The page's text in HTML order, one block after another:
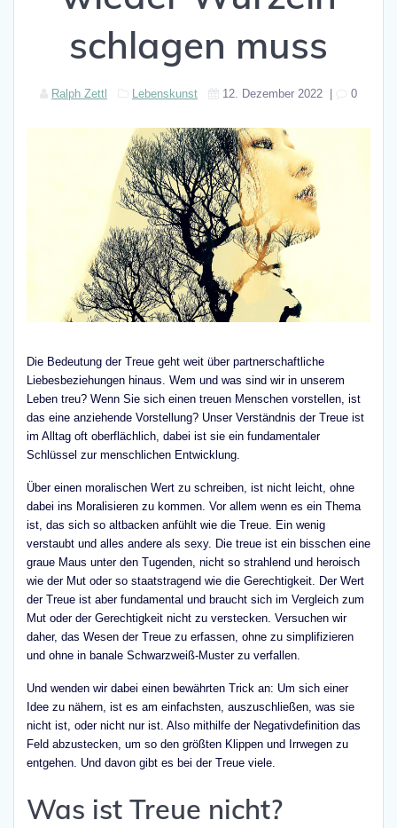
schlagen muss
Ralph Zettl Lebenskunst 12. Dezember 2022 0
Die Bedeutung der Treue geht weit über partnerschaftliche
Liebesbeziehungen hinaus. Wem und was sind wir in unserem
Leben treu? Wenn Sie sich einen treuen Menschen vorstellen, ist
das eine anziehende Vorstellung? Unser Verständnis der Treue ist
im Alltag oft oberflächlich, dabei ist sie ein fundamentaler
Schlüssel zur menschlichen Entwicklung.
Über einen moralischen Wert zu schreiben, ist nicht leicht, ohne
dabei ins Moralisieren zu kommen. Vor allem wenn es ein Thema
ist, das sich so altbacken anfühlt wie die Treue. Ein wenig
verstaubt und alles andere als sexy. Die treue ist ein bisschen eine
graue Maus unter den Tugenden, nicht so strahlend und heroisch
wie der Mut oder so staatstragend wie die Gerechtigkeit. Der Wert
der Treue ist aber fundamental und braucht sich im Vergleich zum
Mut oder der Gerechtigkeit nicht zu verstecken. Versuchen wir
daher, das Wesen der Treue zu erfassen, ohne zu simplifizieren
und ohne in banale Schwarzweiß-Muster zu verfallen.
Und wenden wir dabei einen bewährten Trick an: Um sich einer
Idee zu nähern, ist es am einfachsten, auszuschließen, was sie
nicht ist, oder nicht nur ist. Also mithilfe der Negativdefinition das
Feld abzustecken, um so den größten Klippen und Irrwegen zu
entgehen. Und davon gibt es bei der Treue viele.
Was ist Treue nicht?